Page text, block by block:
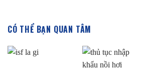
CÓ THỂ BẠN QUAN TÂM